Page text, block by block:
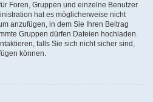
Foren, Gruppen und einzelne Benutzer
hat es möglicherweise nicht
anzufügen, in dem Sie Ihren Beitrag
Gruppen dürfen Dateien hochladen.
falls Sie sich nicht sicher sind,
können.